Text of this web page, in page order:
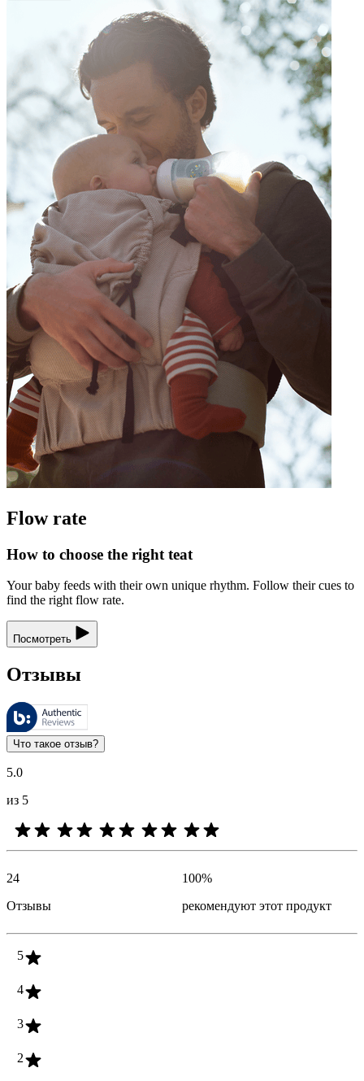
Flow rate
How to choose the right teat
Your baby feeds with their own unique rhythm. Follow their cues to
find the right flow rate.
Посмотреть
Отзывы
Этими отзывами управляет компания Bazaarvoice. Они
Оценки клиентов в виде отзыва и звездочек полезны для
Что такое отзыв?
5.0
из 5
24
Отзывы
100%
рекомендуют этот продукт
5
4
3
2